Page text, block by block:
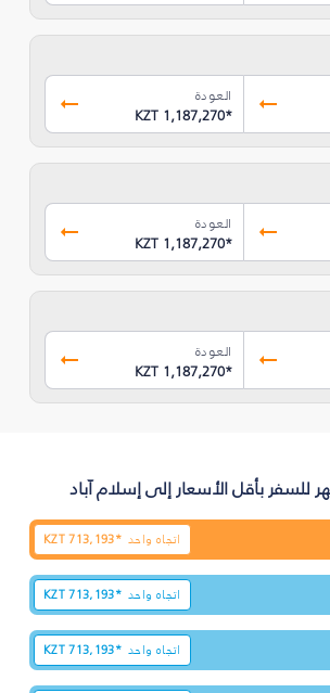
العودة
KZT 1,187,270*
العودة
KZT 1,187,270*
العودة
KZT 1,187,270*
بأقل الأسعار إلى إسلام آباد
اتجاه واحد KZT713,193*
اتجاه واحد KZT713,193*
اتجاه واحد KZT713,193*